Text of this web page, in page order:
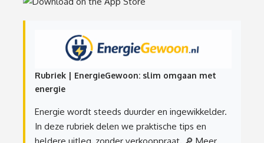
Rubriek | EnergieGewoon: slim omgaan met
energie
Energie wordt steeds duurder en ingewikkelder.
In deze rubriek delen we praktische tips en